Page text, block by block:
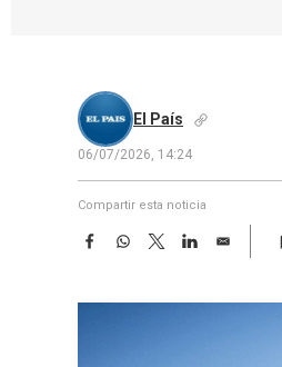
El País
06/07/2026, 14:24
Compartir esta noticia
F
e
W
t
T
w
t
L
k
E
i